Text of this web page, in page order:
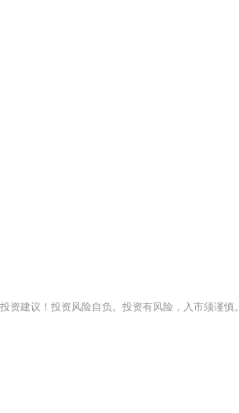
资建议！投资风险自负。投资有风险，入市须谨慎。